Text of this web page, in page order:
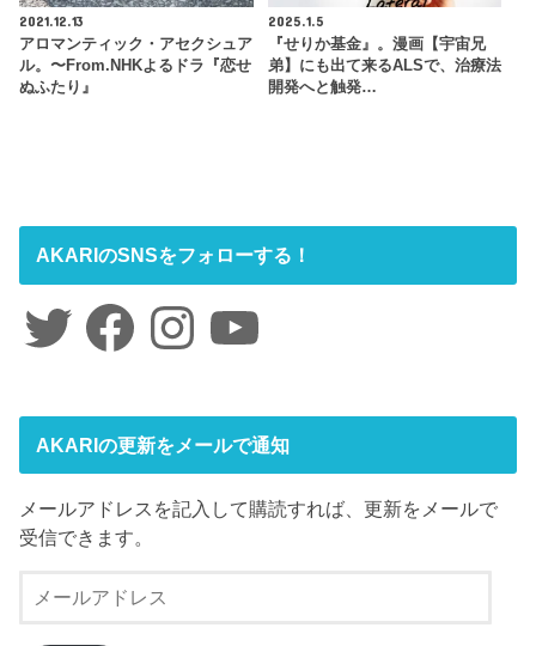
2021.12.13
アロマンティック・アセクシュア
ル。〜From.NHKよるドラ『恋せ
ぬふたり』
2025.1.5
『せりか基金』。漫画【宇宙兄
弟】にも出て来るALSで、治療法
開発へと触発…
AKARIのSNSをフォローする！
Twitter FacebookInstagramYouTube
AKARIの更新をメールで通知
メールアドレスを記入して購読すれば、更新をメールで
受信できます。
ー